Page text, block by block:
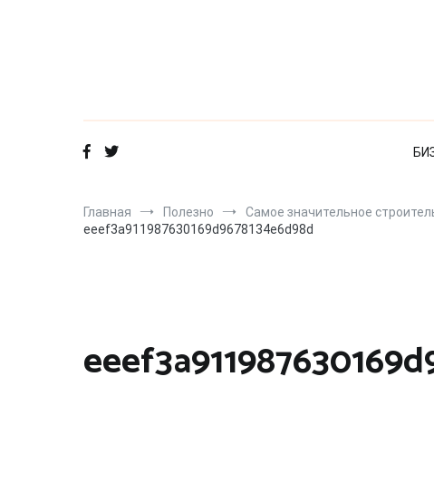
Главная Полезно
Самое значительное
eeef3a911987630169d9678134e6d98d